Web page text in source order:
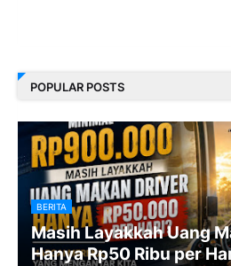
POPULAR POSTS
BERITA
Masih Layakkah Uang
Hanya Rp50 Ribu per